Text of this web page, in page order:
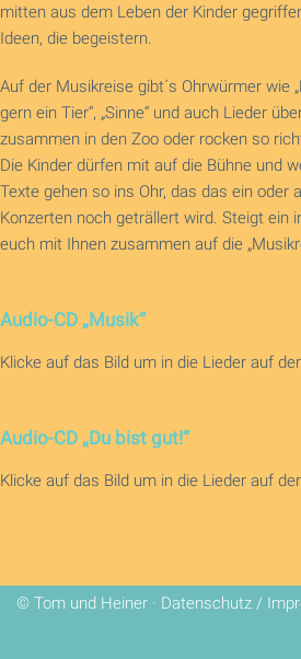
mitten aus dem Leben der Kinder
Ideen, die begeistern.
Auf der Musikreise gibt´s Ohrwürmer wie
gern ein Tier“, „Sinne“ und auch Lieder
zusammen in den Zoo oder rocken so
Die Kinder dürfen mit auf die Bühne und
Texte gehen so ins Ohr, das das ein oder
Konzerten noch geträllert wird. Steigt ein
euch mit Ihnen zusammen auf die
Audio-CD „Musik“
Klicke auf das Bild um in die Lieder auf
Audio-CD „Du bist gut!“
Klicke auf das Bild um in die Lieder auf
© Tom und Heiner · Datenschutz /